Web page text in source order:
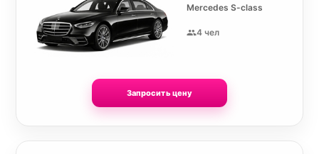
Mercedes S-class
4 чел
Запросить цену